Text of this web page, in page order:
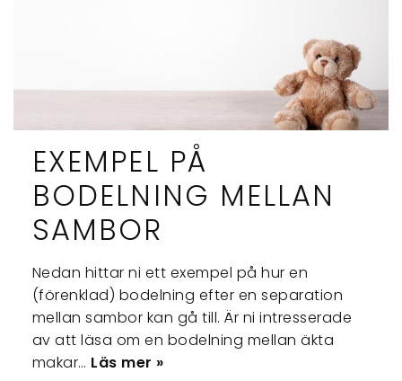
EXEMPEL PÅ
BODELNING MELLAN
SAMBOR
Nedan hittar ni ett exempel på hur en
(förenklad) bodelning efter en separation
mellan sambor kan gå till. Är ni intresserade
av att läsa om en bodelning mellan äkta
makar… Läs mer »